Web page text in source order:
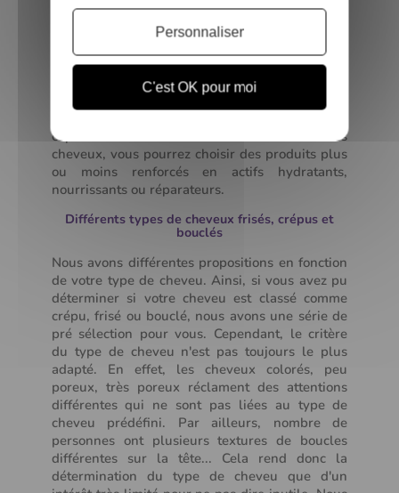
Les cheveux crépus, frisés et bouclés ont des
besoins qui leurs sont propres que ce soit en
matière d'hydratation ou de nutrition. Que vos
cheveux soient en transition ou complètement
naturels ; secs ou abîmés ; avec ou sans volume,
vous trouverez sur le CurlShop les produits qui
capillaires. En fonction des besoins de vos
cheveux, vous pourrez choisir des produits plus
ou moins renforcés en actifs hydratants,
nourrissants ou réparateurs.
Différents types de cheveux frisés, crépus et
bouclés
Nous avons différentes propositions en fonction
de votre type de cheveu. Ainsi, si vous avez pu
déterminer si votre cheveu est classé comme
crépu, frisé ou bouclé, nous avons une série de
pré sélection pour vous. Cependant, le critère
du type de cheveu n'est pas toujours le plus
adapté. En effet, les cheveux colorés, peu
poreux, très poreux réclament des attentions
différentes qui ne sont pas liées au type de
cheveu prédéfini. Par ailleurs, nombre de
personnes ont plusieurs textures de boucles
différentes sur la tête... Cela rend donc la
détermination du type de cheveu que d'un
C'est OK pour moi
Personnaliser